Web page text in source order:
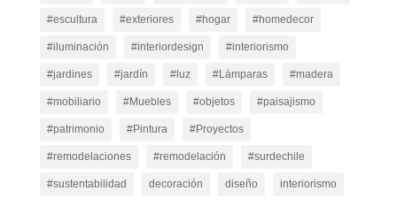
#escultura #exteriores #hogar #homedecor
#iluminación #interiordesign #interiorismo
#jardines #jardín #luz #Lámparas #madera
#mobiliario #Muebles #objetos #paisajismo
#patrimonio #Pintura #Proyectos
#remodelaciones #remodelación #surdechile
#sustentabilidad decoración diseño interiorismo